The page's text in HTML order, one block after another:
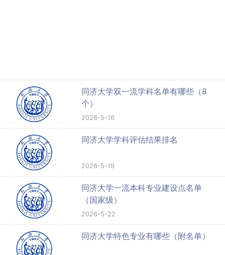
同济大学双一流学科名单有哪些（8
个）
2026-5-16
同济大学学科评估结果排名
2026-5-19
同济大学一流本科专业建设点名单
（国家级）
2026-5-22
同济大学特色专业有哪些（附名单）